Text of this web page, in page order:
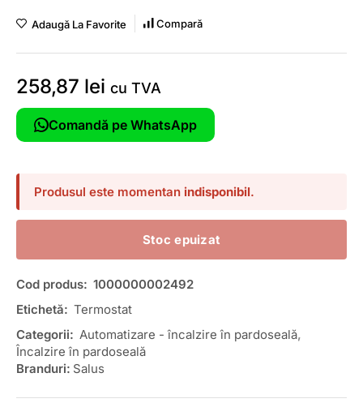
Adaugă La Favorite Compară
258,87 lei cu TVA
Comandă pe WhatsApp
Produsul este momentan indisponibil.
Stoc epuizat
Cod produs: 1000000002492
Etichetă: Termostat
Categorii: Automatizare - încalzire în pardoseală,
Încalzire în pardoseală
Branduri: Salus